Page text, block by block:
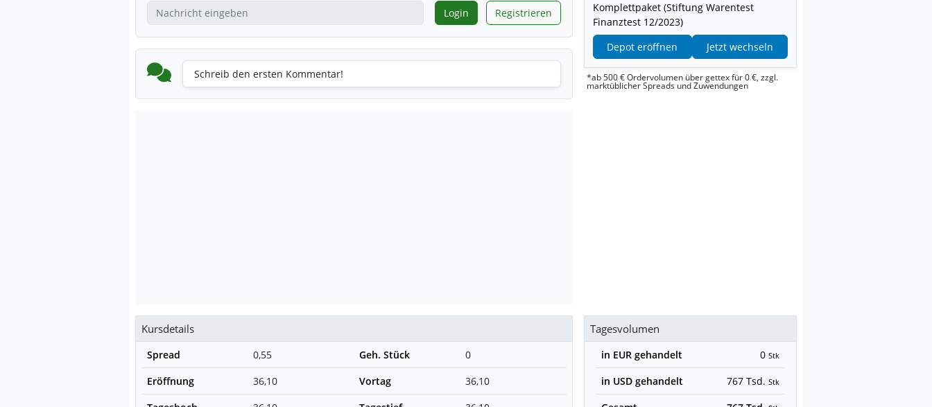
Login Registrieren
Schreib den ersten Kommentar!
Komplettpaket (Stiftung Warentest
Finanztest 12/2023)
Depot eröffnen
Jetzt wechseln
*ab 500 € Ordervolumen über gettex für 0 €, zzgl.
marktüblicher Spreads und Zuwendungen
Kursdetails
Spread 0,55 Geh. Stück
0
Eröffnung
36,10 Vortag
36,10
Tagesvolumen
in EUR gehandelt 0 Stk
in USD gehandelt 767 Tsd. Stk